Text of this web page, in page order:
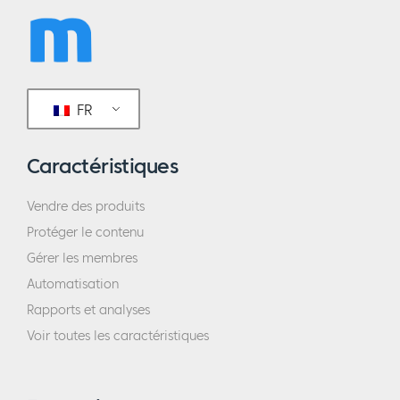
Eric :Qu'est-ce que le marketing pour vous ?
Stuart :
formes et de toutes les tailles. Je pense qu'il
s'agit de partager une idée, d'emmener les
gens avec soi et de leur permettre de puiser
dans quelque chose de plus grand que la
de tant de façons différentes. Il n'y a pas de
définition unique.
Eric :Ce que j'essaie de comprendre, c'est
que vous avez dit que vous étiez vraiment
enthousiaste et passionné il y a 15 ans.
FR
Caractéristiques
Vendre des produits
Protéger le contenu
Gérer les membres
Automatisation
Rapports et analyses
Voir toutes les caractéristiques